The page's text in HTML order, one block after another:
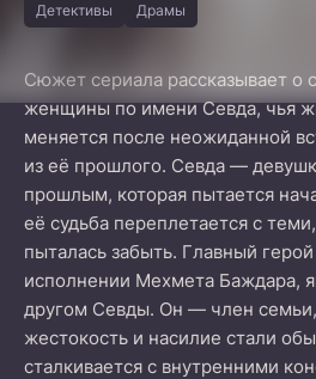
Детективы
Драмы
Сюжет сериала рассказывает о
женщины по имени Севда, чья
меняется после неожиданной
из её прошлого. Севда —
прошлым, которая пытается
её судьба переплетается с
пыталась забыть. Главный
исполнении Мехмета Баждара,
другом Севды. Он — член семьи,
жестокость и насилие стали
сталкивается с внутренними